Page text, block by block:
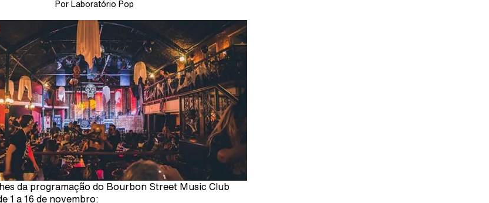
Por Laboratório Pop
da programação do Bourbon Street Music Club
1 a 16 de novembro: